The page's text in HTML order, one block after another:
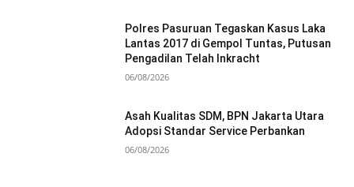
Polres Pasuruan Tegaskan Kasus Laka
Lantas 2017 di Gempol Tuntas, Putusan
Pengadilan Telah Inkracht
06/08/2026
Asah Kualitas SDM, BPN Jakarta Utara
Adopsi Standar Service Perbankan
06/08/2026